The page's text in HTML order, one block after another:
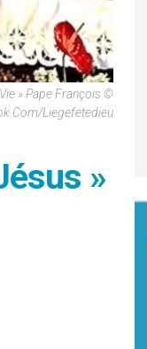
» Pape François ©
Liegefetedieu
»